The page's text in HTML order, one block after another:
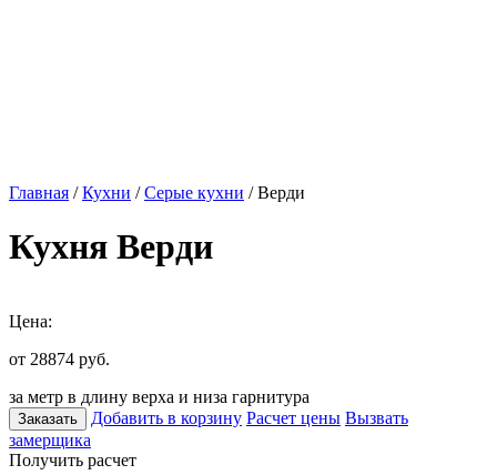
Главная /Кухни /Серые кухни / Верди
Кухня Верди
Цена:
от 28874 руб.
за метр в длину верха и низа гарнитура
Заказать Добавить в корзину Расчет цены Вызвать
замерщика
Получить расчет